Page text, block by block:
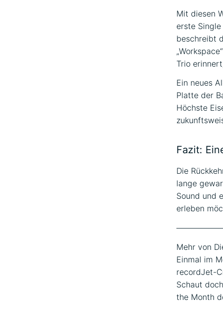
Mit diesen
erste
beschreibt
Trio
Ein neues
Platte der
Höchste
Fazit:
Die
lange
Sound und
erleben
Mehr von
Einmal im
recordJet-
Schaut
the Month